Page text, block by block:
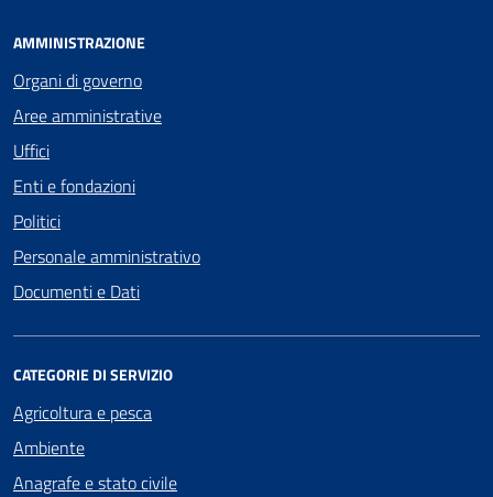
AMMINISTRAZIONE
Organi di governo
Aree amministrative
Uffici
Enti e fondazioni
Politici
Personale amministrativo
Documenti e Dati
CATEGORIE DI SERVIZIO
Agricoltura e pesca
Ambiente
Anagrafe e stato civile